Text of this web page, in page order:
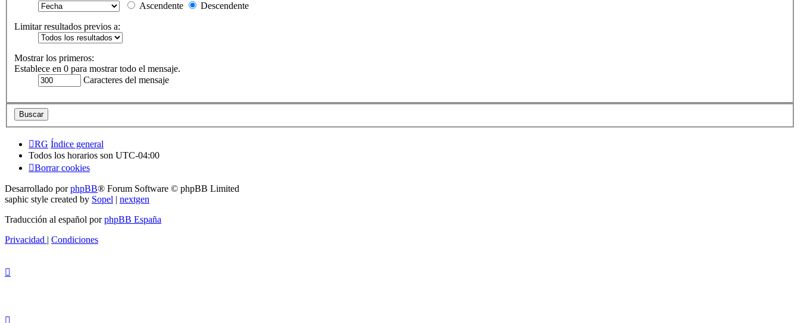
Ascendente
Descendente
Limitar resultados previos a:
Mostrar los primeros:
Establece en 0 para mostrar todo el mensaje.
Caracteres del mensaje
RG Índice general
Todos los horarios son UTC-04:00
Borrar cookies
Desarrollado porphpBB® Forum Software © phpBB Limited
saphic style created by Sopel | nextgen
Traducción al español porphpBB España
Privacidad | Condiciones